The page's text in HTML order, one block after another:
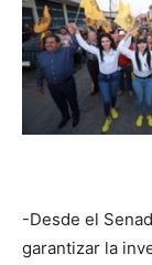
-Desde el
garantizar la